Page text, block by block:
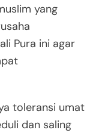
yang
Pura ini agar
toleransi umat
dan saling